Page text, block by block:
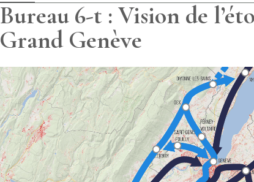
Bureau 6-t : Vision de
Grand Genève